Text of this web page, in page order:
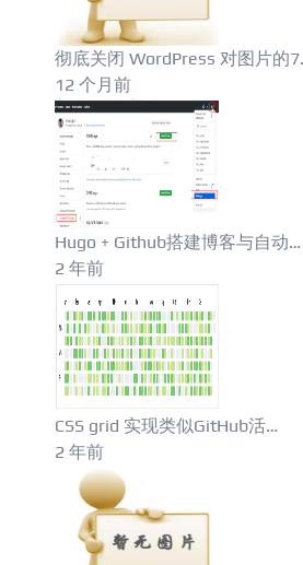
彻底关闭 WordPress 对图片的
12 个月前
Hugo + Github搭建博客与自动…
2 年前
CSS grid 实现类似GitHub活…
2 年前